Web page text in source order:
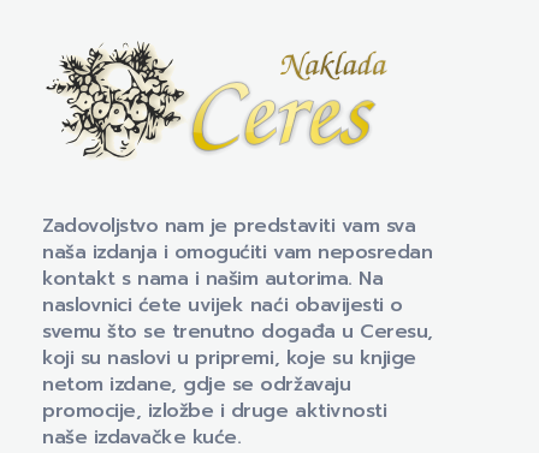
Zadovoljstvo nam je predstaviti vam sva
naša izdanja i omogućiti vam neposredan
kontakt s nama i našim autorima. Na
naslovnici ćete uvijek naći obavijesti o
svemu što se trenutno događa u Ceresu,
koji su naslovi u pripremi, koje su knjige
netom izdane, gdje se održavaju
promocije, izložbe i druge aktivnosti
naše izdavačke kuće.